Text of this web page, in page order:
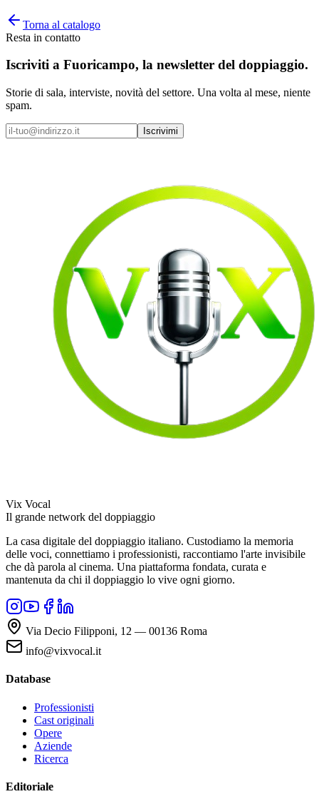
Torna al catalogo
Resta in contatto
Iscriviti a Fuoricampo, la newsletter del doppiaggio.
Storie di sala, interviste, novità del settore. Una volta al mese, niente
spam.
Iscrivimi
Vix Vocal
Il grande network del doppiaggio
La casa digitale del doppiaggio italiano. Custodiamo la memoria
delle voci, connettiamo i professionisti, raccontiamo l'arte invisibile
che dà parola al cinema. Una piattaforma fondata, curata e
mantenuta da chi il doppiaggio lo vive ogni giorno.
Via Decio Filipponi, 12 — 00136 Roma
info@vixvocal.it
Database
Professionisti
Cast originali
Opere
Aziende
Ricerca
Editoriale